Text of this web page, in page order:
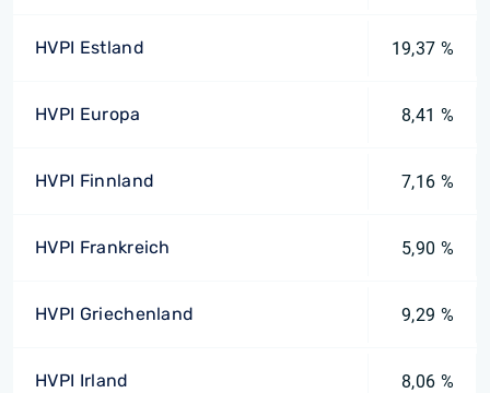
HVPI Estland 19,37 %
HVPI Europa 8,41 %
HVPI Finnland 7,16 %
HVPI Frankreich 5,90 %
HVPI Griechenland 9,29 %
HVPI Irland 8,06 %